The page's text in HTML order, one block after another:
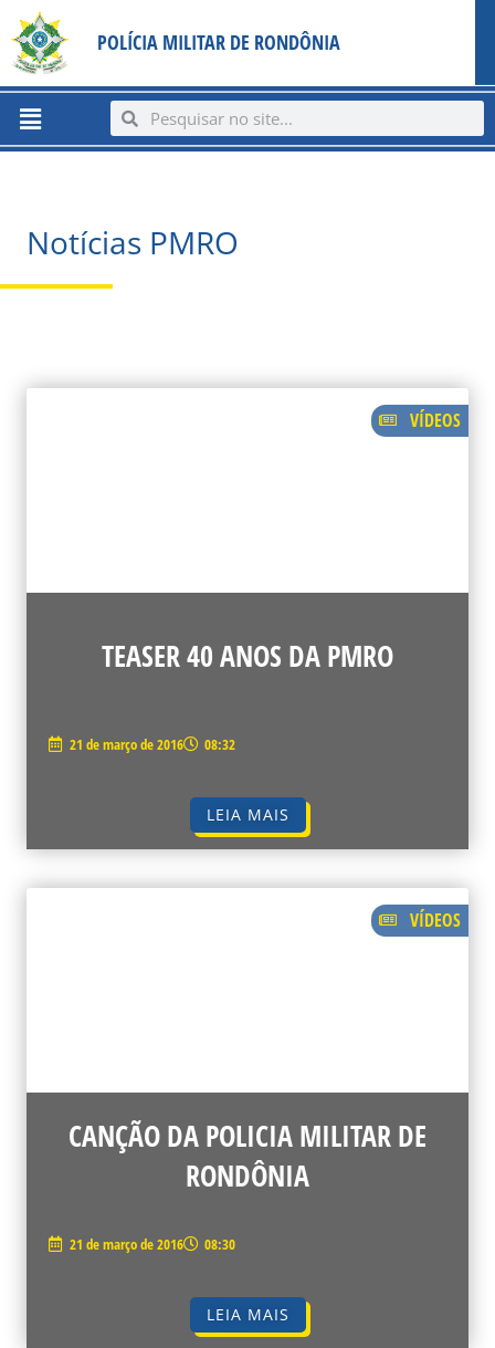
content
para
conteúdo
POLÍCIA MILITAR DE RONDÔNIA
Menu SearchSearch
Notícias PMRO
VÍDEOS
TEASER 40 ANOS DA PMRO
21 de março de 2016 08:32
LEIA MAIS
VÍDEOS
CANÇÃO DA POLICIA MILITAR DE
RONDÔNIA
21 de março de 2016 08:30
LEIA MAIS